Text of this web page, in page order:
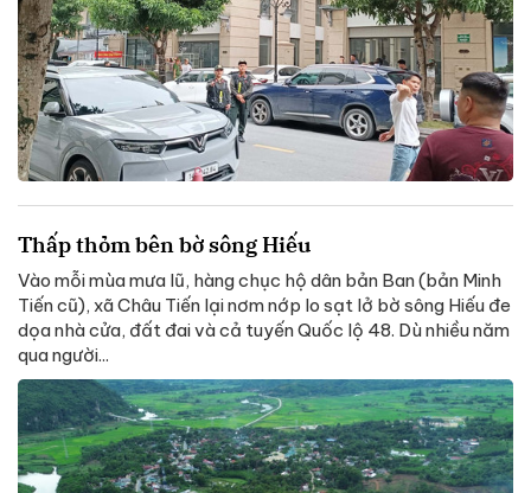
Thấp thỏm bên bờ sông Hiếu
Vào mỗi mùa mưa lũ, hàng chục hộ dân bản Ban (bản Minh
Tiến cũ), xã Châu Tiến lại nơm nớp lo sạt lở bờ sông Hiếu đe
dọa nhà cửa, đất đai và cả tuyến Quốc lộ 48. Dù nhiều năm
qua người...